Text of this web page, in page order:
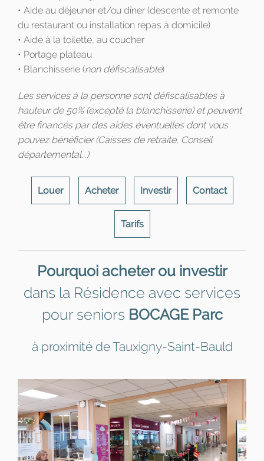
• Aide au déjeuner et/ou dîner (descente et remonte
du restaurant ou installation repas à domicile)
• Aide à la toilette, au coucher
• Portage plateau
• Blanchisserie (non défiscalisable)
Les services à la personne sont défiscalisables à
hauteur de 50% (excepté la blanchisserie) et peuvent
être financés par des aides éventuelles dont vous
pouvez bénéficier (Caisses de retraite, Conseil
départemental...)
Louer Acheter Investir Contact
Tarifs
Pourquoi acheter ou investir
dans la Résidence avec services
pour seniors BOCAGE Parc
à proximité de Tauxigny-Saint-Bauld